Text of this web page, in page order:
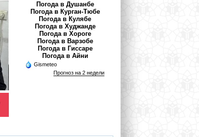
Погода в Душанбе
Погода в Курган-Тюбе
Погода в Кулябе
Погода в Худжанде
Погода в Хороге
Погода в Варзобе
Погода в Гиссаре
Погода в Айни
Gismeteo
Прогноз на 2 недели